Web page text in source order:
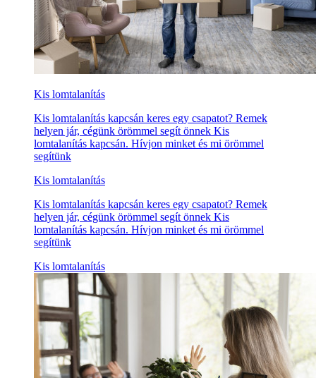
Kis lomtalanítás
Kis lomtalanítás kapcsán keres egy csapatot? Remek
helyen jár, cégünk örömmel segít önnek Kis
lomtalanítás kapcsán. Hívjon minket és mi örömmel
segítünk
Kis lomtalanítás
Kis lomtalanítás kapcsán keres egy csapatot? Remek
helyen jár, cégünk örömmel segít önnek Kis
lomtalanítás kapcsán. Hívjon minket és mi örömmel
segítünk
Kis lomtalanítás